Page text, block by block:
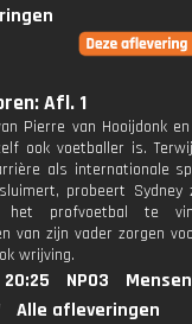
Afl. 1
Pierre van Hooijdonk
ook voetballer is.
als internationale
probeert Sydney
het profvoetbal te
van zijn vader zorgen
wrijving.
20:25 NPO3
Alle afleveringen